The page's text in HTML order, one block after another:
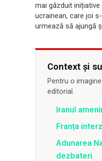
mai găzduit
ucrainean, care joi
urmează să ajungă
Context și
Pentru o
editorial.
Iranul
Franța
Adunarea
dezbateri